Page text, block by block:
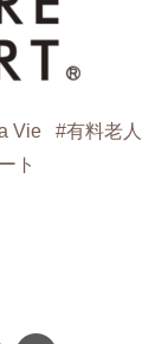
Vie #有料老人
ト